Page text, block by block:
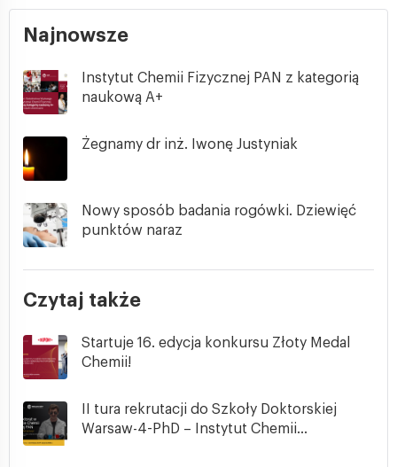
Najnowsze
Instytut Chemii Fizycznej PAN z kategorią
naukową A+
Żegnamy dr inż. Iwonę Justyniak
Nowy sposób badania rogówki. Dziewięć
punktów naraz
Czytaj także
Startuje 16. edycja konkursu Złoty Medal
Chemii!
II tura rekrutacji do Szkoły Doktorskiej
Warsaw-4-PhD – Instytut Chemii...